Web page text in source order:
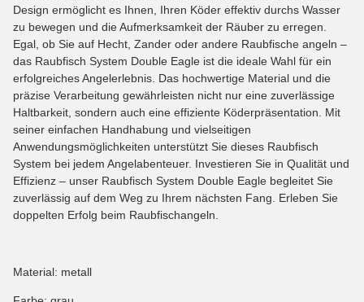
Design ermöglicht es Ihnen, Ihren Köder effektiv durchs Wasser
zu bewegen und die Aufmerksamkeit der Räuber zu erregen.
Egal, ob Sie auf Hecht, Zander oder andere Raubfische angeln –
das Raubfisch System Double Eagle ist die ideale Wahl für ein
erfolgreiches Angelerlebnis. Das hochwertige Material und die
präzise Verarbeitung gewährleisten nicht nur eine zuverlässige
Haltbarkeit, sondern auch eine effiziente Köderpräsentation. Mit
seiner einfachen Handhabung und vielseitigen
Anwendungsmöglichkeiten unterstützt Sie dieses Raubfisch
System bei jedem Angelabenteuer. Investieren Sie in Qualität und
Effizienz – unser Raubfisch System Double Eagle begleitet Sie
zuverlässig auf dem Weg zu Ihrem nächsten Fang. Erleben Sie
doppelten Erfolg beim Raubfischangeln.
Material: metall